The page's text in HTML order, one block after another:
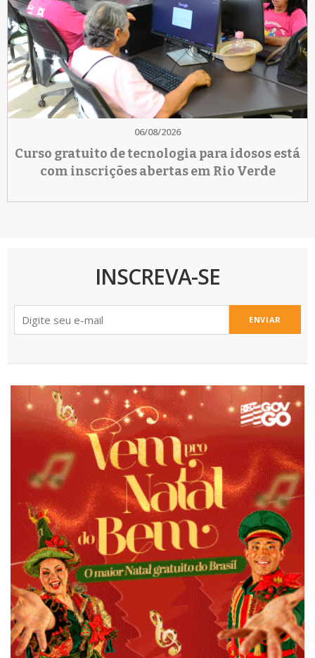
06/08/2026
Curso gratuito de tecnologia para idosos está
com inscrições abertas em Rio Verde
INSCREVA-SE
ENVIAR